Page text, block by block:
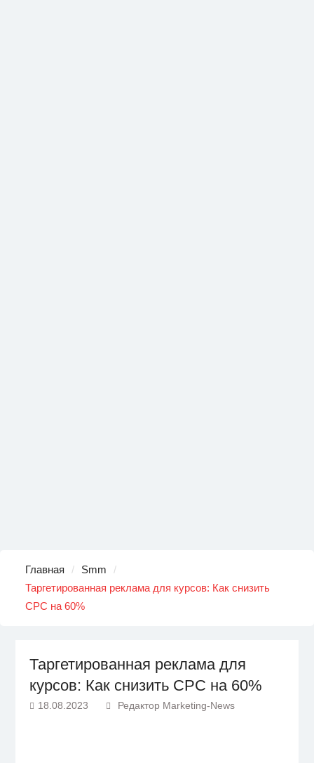
Главная
Smm
Таргетированная реклама для курсов: Как снизить
CPC на 60%
Таргетированная реклама для
курсов: Как снизить CPC на 60%
18.08.2023 Редактор Marketing-News